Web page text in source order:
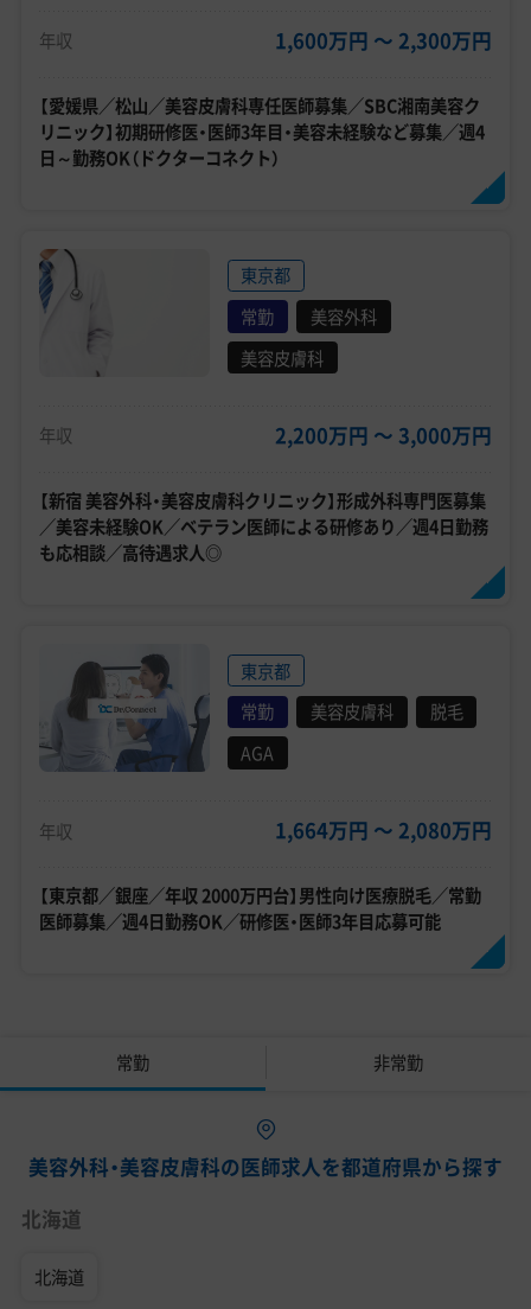
年収 1,600万円 〜 2,300万円
【愛媛県／松山／美容皮膚科専任医師募集／SBC湘南美容ク
リニック】初期研修医・医師3年目・美容未経験など募集／週4
日～勤務OK（ドクターコネクト）
東京都
常勤
美容外科
美容皮膚科
年収 2,200万円 〜 3,000万円
【新宿 美容外科・美容皮膚科クリニック】形成外科専門医募集
／美容未経験OK／ベテラン医師による研修あり／週4日勤務
も応相談／高待遇求人◎
東京都
常勤
美容皮膚科
脱毛
AGA
年収 1,664万円 〜 2,080万円
【東京都／銀座／年収 2000万円台】男性向け医療脱毛／常勤
医師募集／週4日勤務OK／研修医・医師3年目応募可能
常勤 非常勤
美容外科・美容皮膚科の医師求人を都道府県から探す
北海道
北海道